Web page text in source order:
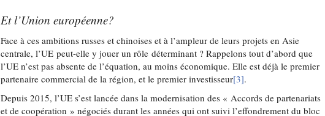
Et l’Union européenne?
Face à ces ambitions russes et chinoises et à l’ampleur de leurs projets en Asie
centrale, l’UE peut-elle y jouer un rôle déterminant ? Rappelons tout d’abord que
l’UE n’est pas absente de l’équation, au moins économique. Elle est déjà le premier
partenaire commercial de la région, et le premier investisseur[3].
Depuis 2015, l’UE s’est lancée dans la modernisation des « Accords de partenariats
et de coopération » négociés durant les années qui ont suivi l’effondrement du bloc